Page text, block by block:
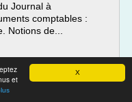
X
et
Journal à
comptables :
Notions de...
gestion